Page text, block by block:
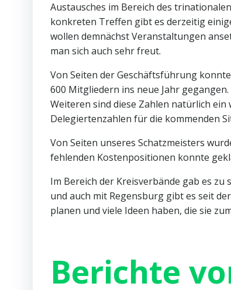
Austausches im Bereich des
konkreten Treffen gibt es derzeitig
wollen demnächst Veranstaltungen
man sich auch sehr freut.
Von Seiten der Geschäftsführung
600 Mitgliedern ins neue Jahr
Weiteren sind diese Zahlen natürlich ein
Delegiertenzahlen für die kommenden
Von Seiten unseres Schatzmeisters
fehlenden Kostenpositionen konnte
Im Bereich der Kreisverbände gab es
und auch mit Regensburg gibt es seit
planen und viele Ideen haben, die sie
Berichte